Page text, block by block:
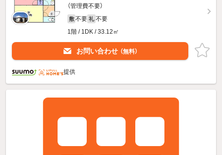
（管理費不要）
敷 不要 礼 不要
1階 / 1DK / 33.12㎡
お問い合わせ （無料）
提供